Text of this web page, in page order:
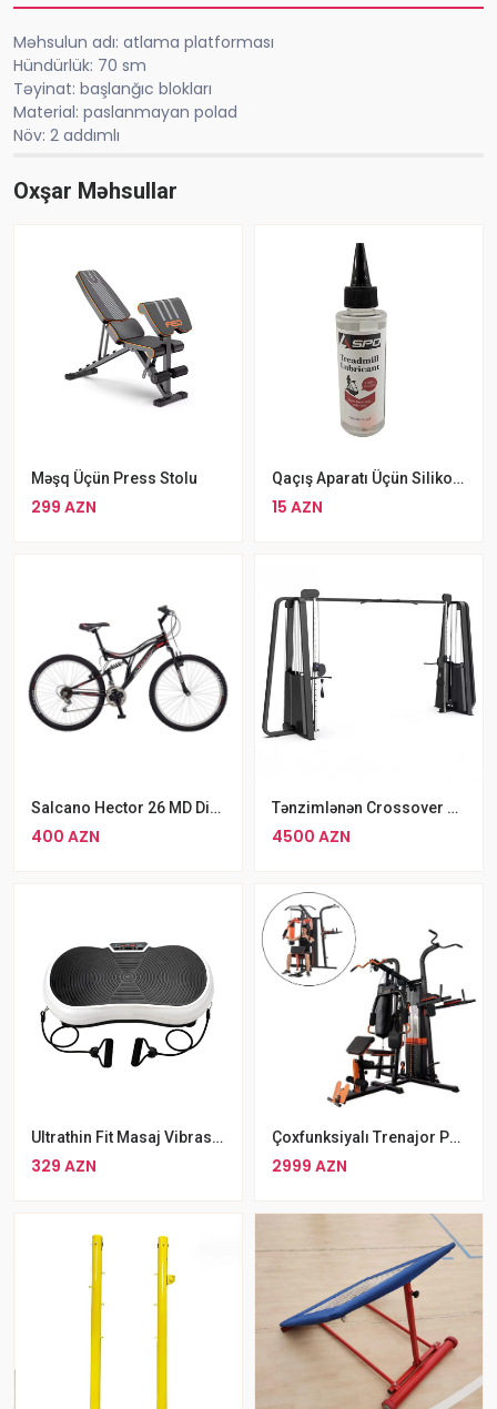
Məhsulun adı: atlama platforması
Hündürlük: 70 sm
Təyinat: başlanğıc blokları
Material: paslanmayan polad
Növ: 2 addımlı
Oxşar Məhsullar
Məşq Üçün Press Stolu
299 AZN
Qaçış Aparatı Üçün Silikon Aspo Beqavoy Yağı Treadmill Lubricant 120 Ml
15 AZN
Salcano Hector 26 MD Disk Əyləc 21 Ötürücü İkiqat Amortizator 26 V Dağ Velosipedi
400 AZN
Tənzimlənən Crossover Fitnes Avadanlığı
4500 AZN
Ultrathin Fit Masaj Vibrasiya Platforması Bütün Bədən Üçün Masaj Aparatı
329 AZN
Çoxfunksiyalı Trenajor Peşəkar İstifadə Üçün Ağır Fitnes Trenajoru
2999 AZN